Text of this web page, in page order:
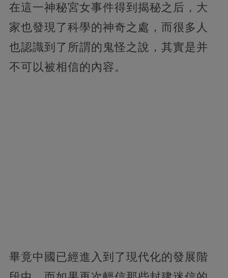
在這一神秘宮女事件得到揭秘之后，大
家也發現了科學的神奇之處，而很多人
也認識到了所謂的鬼怪之說，其實是并
不可以被相信的內容。
畢竟中國已經進入到了現代化的發展階